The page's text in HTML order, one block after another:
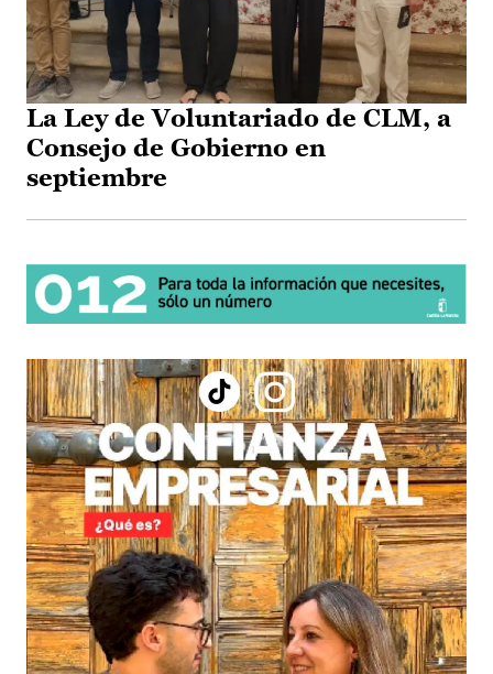
La Ley de Voluntariado de CLM, a
Consejo de Gobierno en
septiembre